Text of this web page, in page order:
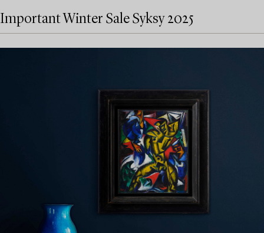
Important Winter Sale Syksy 2025